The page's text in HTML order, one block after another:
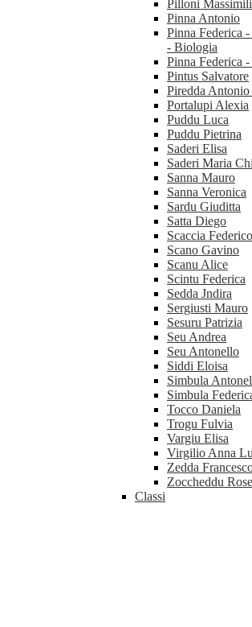
Pilloni
Pinna Antonio
Pinna Federica
- Biologia
Pinna Federica
Pintus Salvatore
Piredda Antonio
Portalupi Alexia
Puddu Luca
Puddu Pietrina
Saderi Elisa
Saderi Maria
Sanna Mauro
Sanna Veronica
Sardu Giuditta
Satta Diego
Scaccia Federico
Scano Gavino
Scanu Alice
Scintu Federica
Sedda Jndira
Sergiusti Mauro
Sesuru Patrizia
Seu Andrea
Seu Antonello
Siddi Eloisa
Simbula
Simbula
Tocco Daniela
Trogu Fulvia
Vargiu Elisa
Virgilio Anna
Zedda
Zoccheddu
Classi